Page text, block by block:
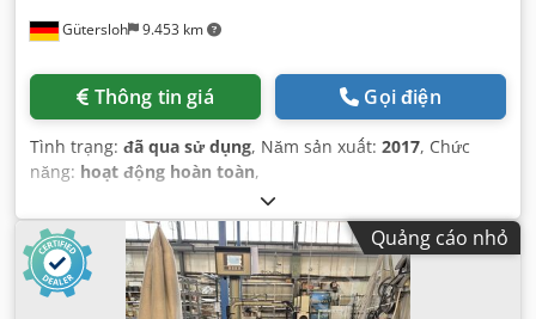
Gütersloh 9.453 km
Thông tin giá Gọi điện
Tình trạng: đã qua sử dụng, Năm sản xuất: 2017, Chức
năng: hoạt động hoàn toàn,
Quảng cáo nhỏ